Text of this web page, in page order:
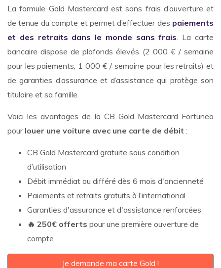
La formule Gold Mastercard est sans frais d’ouverture et
de tenue du compte et permet d’effectuer des paiements
et des retraits dans le monde sans frais. La carte
bancaire dispose de plafonds élevés (2 000 € / semaine
pour les paiements, 1 000 € / semaine pour les retraits) et
de garanties d’assurance et d’assistance qui protège son
titulaire et sa famille.
Voici les avantages de la CB Gold Mastercard Fortuneo
pour louer une voiture avec une carte de débit :
CB Gold Mastercard gratuite sous condition
d’utilisation
Débit immédiat ou différé dès 6 mois d'ancienneté
Paiements et retraits gratuits à l’international
Garanties d'assurance et d'assistance renforcées
🔥 250€ offerts pour une première ouverture de
compte
Je demande ma carte Gold !